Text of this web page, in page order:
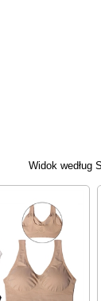
Widok według